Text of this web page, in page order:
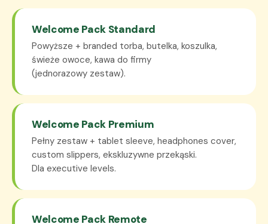
Welcome Pack Standard
Powyższe + branded torba, butelka, koszulka,
świeże owoce, kawa do firmy
(jednorazowy zestaw).
Welcome Pack Premium
Pełny zestaw + tablet sleeve, headphones cover,
custom slippers, ekskluzywne przekąski.
Dla executive levels.
Welcome Pack Remote